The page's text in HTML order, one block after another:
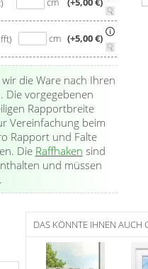
cm (+5,00 €)
die Ware nach Ihren
Die vorgegebenen
Rapportbreite
Vereinfachung beim
Rapport und Falte
Die Raffhaken sind
und müssen
DAS KÖNNTE IHNEN AUCH